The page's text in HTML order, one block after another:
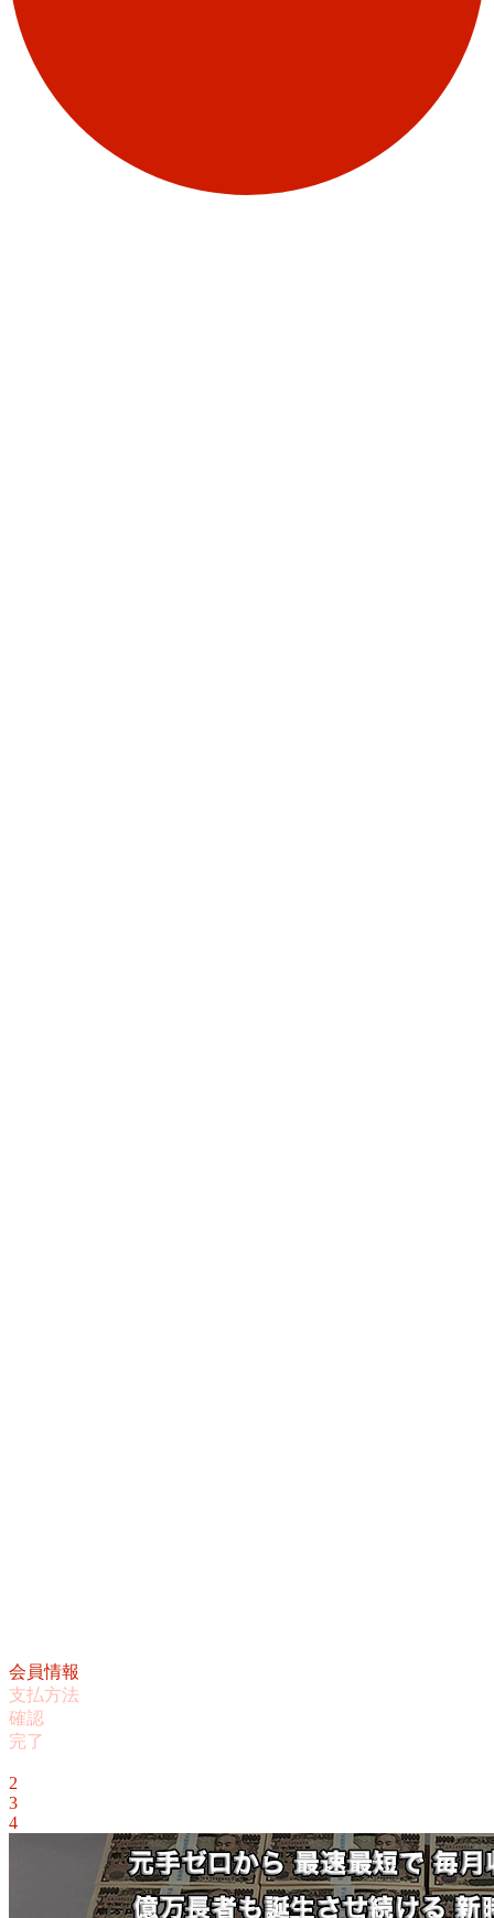
会員情報
支払方法
確認
完了
2
3
4